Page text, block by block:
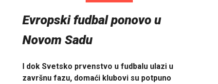
Evropski fudbal ponovo u
Novom Sadu
I dok Svetsko prvenstvo u fudbalu ulazi u
završnu fazu, domaći klubovi su potpuno